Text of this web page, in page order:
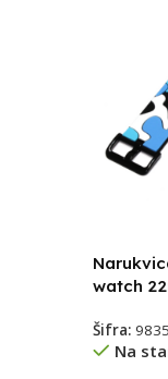
watch
Šifra:
Na